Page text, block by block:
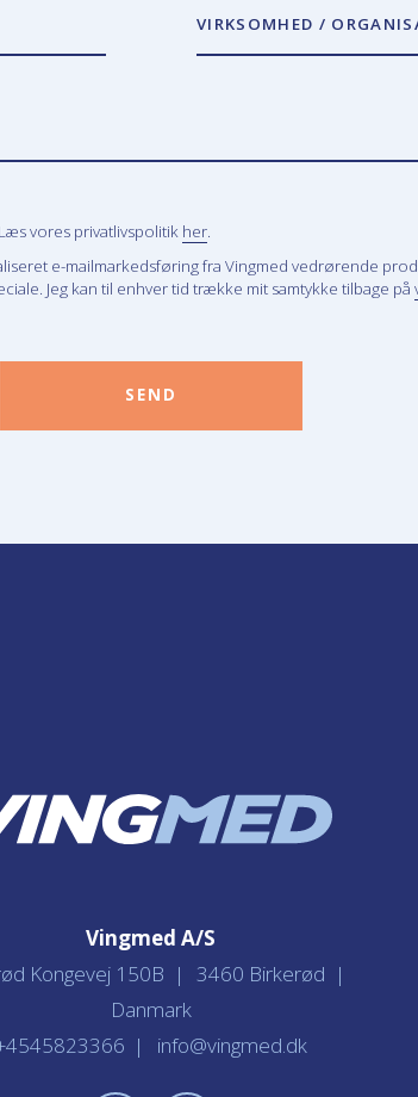
VIRKSOMHED /
vores privatlivspolitik her.
e-mailmarkedsføring fra Vingmed vedrørende
Jeg kan til enhver tid trække mit samtykke tilbage på
SEND
Vingmed A/S
Kongevej 150B
3460 Birkerød
Danmark
info@vingmed.dk